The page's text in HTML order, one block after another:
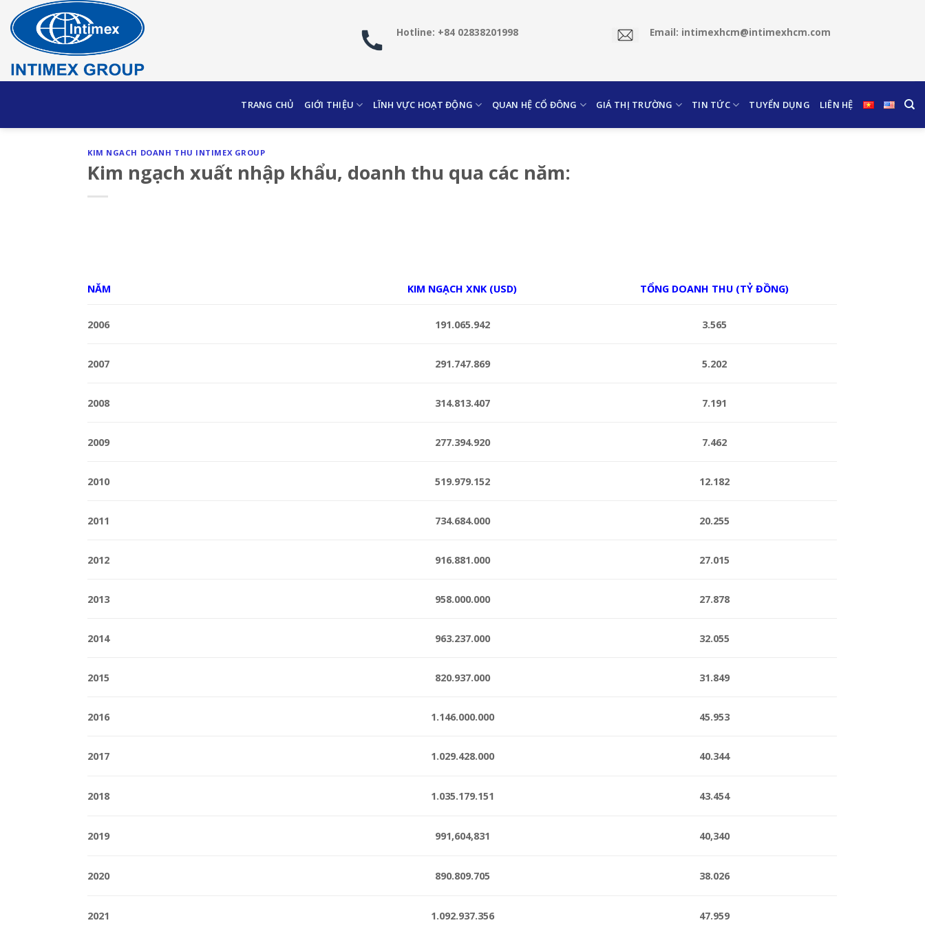
content
Hotline: +84 02838201998 Email: intimexhcm@intimexhcm.com
TRANG CHỦ GIỚI THIỆU LĨNH VỰC HOẠT ĐỘNG QUAN HỆ CỔ ĐÔNG GIÁ THỊ TRƯỜNG TIN TỨC TUYỂN DỤNG LIÊN HỆ
KIM NGACH DOANH THU INTIMEX GROUP
Kim ngạch xuất nhập khẩu, doanh thu qua các năm:
NĂM KIM NGẠCH XNK (USD) TỔNG DOANH THU (TỶ ĐỒNG)
2006 191.065.942 3.565
2007 291.747.869 5.202
2008 314.813.407 7.191
2009 277.394.920 7.462
2010 519.979.152 12.182
2011 734.684.000 20.255
2012 916.881.000 27.015
2013 958.000.000 27.878
2014 963.237.000 32.055
2015 820.937.000 31.849
2016 1.146.000.000 45.953
2017 1.029.428.000 40.344
2018 1.035.179.151 43.454
2019 991,604,831 40,340
2020 890.809.705 38.026
2021 1.092.937.356 47.959